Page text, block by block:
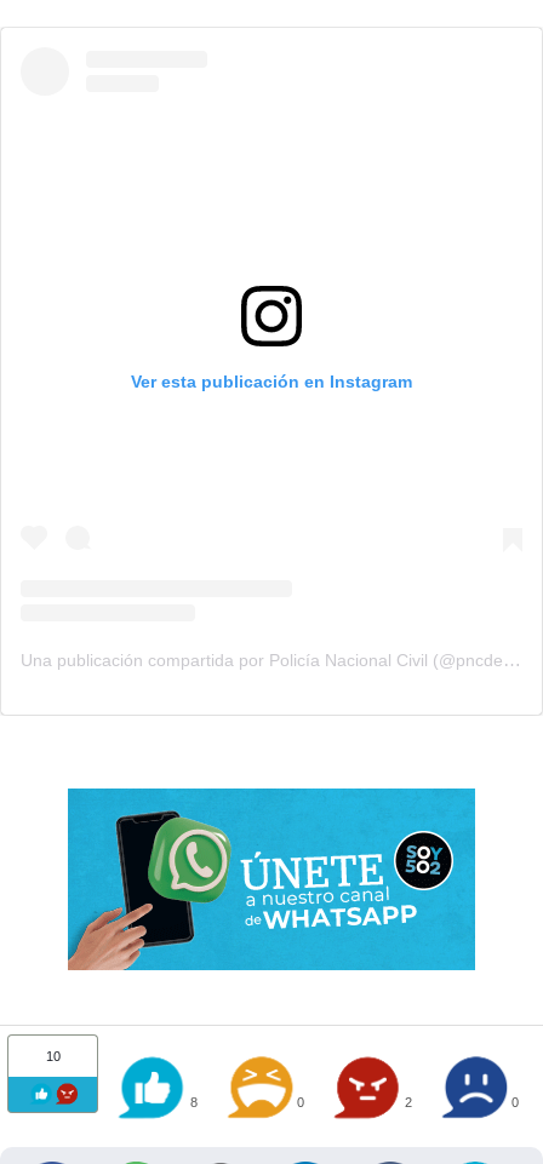
Ver esta publicación en Instagram
Una publicación compartida por Policía Nacional Civil (@pncdeguatemala)
10
8 0 2 0